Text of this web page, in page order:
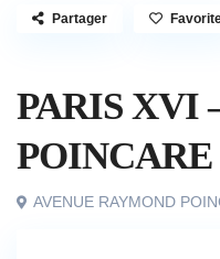
PARIS XVI
POINCARE
AVENUE RAYMOND
Partager